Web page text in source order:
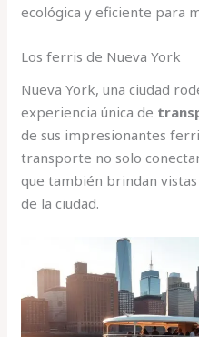
ecológica y eficiente para
Los ferris de Nueva York
Nueva York, una ciudad
experiencia única de
de sus impresionantes
transporte no solo
que también brindan
de la ciudad.